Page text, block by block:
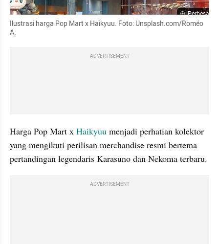
Perbesar
Ilustrasi harga Pop Mart x Haikyuu. Foto: Unsplash.com/Roméo
A.
ADVERTISEMENT
Harga Pop Mart x Haikyuu menjadi perhatian kolektor
yang mengikuti perilisan merchandise resmi bertema
pertandingan legendaris Karasuno dan Nekoma terbaru.
ADVERTISEMENT